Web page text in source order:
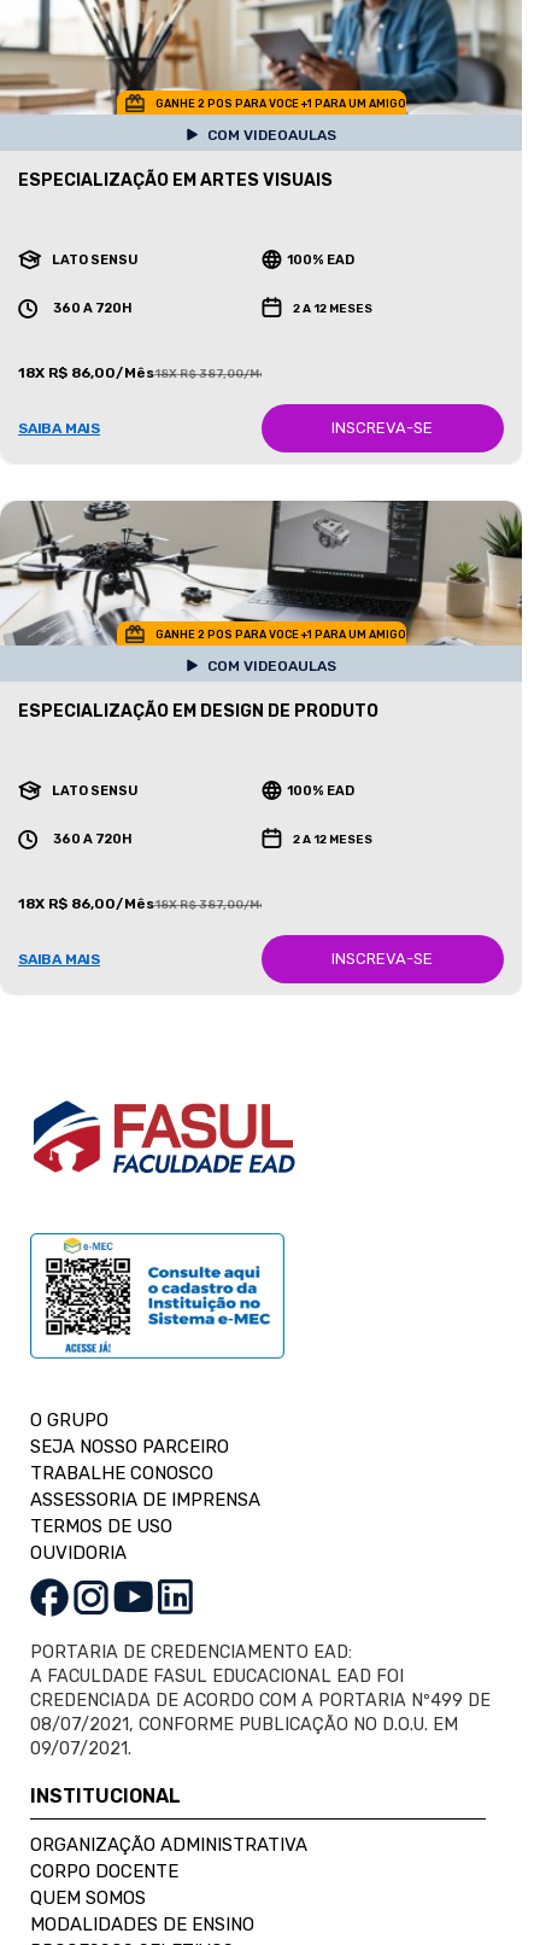
GANHE 2 POS PARA VOCE +1 PARA UM AMIGO
COM VIDEOAULAS
ESPECIALIZAÇÃO EM ARTES VISUAIS
LATO SENSU 100% EAD
360 A 720H 2 A 12 MESES
18X R$ 86,00/Mês18X R$ 387,00/Mês
SAIBA MAIS INSCREVA-SE
GANHE 2 POS PARA VOCE +1 PARA UM AMIGO
COM VIDEOAULAS
ESPECIALIZAÇÃO EM DESIGN DE PRODUTO
LATO SENSU 100% EAD
360 A 720H 2 A 12 MESES
18X R$ 86,00/Mês18X R$ 387,00/Mês
SAIBA MAIS INSCREVA-SE
O GRUPO
SEJA NOSSO PARCEIRO
TRABALHE CONOSCO
ASSESSORIA DE IMPRENSA
TERMOS DE USO
OUVIDORIA
PORTARIA DE CREDENCIAMENTO EAD:
A FACULDADE FASUL EDUCACIONAL EAD FOI
CREDENCIADA DE ACORDO COM A PORTARIA Nº499 DE
08/07/2021, CONFORME PUBLICAÇÃO NO D.O.U. EM
09/07/2021.
INSTITUCIONAL
ORGANIZAÇÃO ADMINISTRATIVA
CORPO DOCENTE
QUEM SOMOS
MODALIDADES DE ENSINO